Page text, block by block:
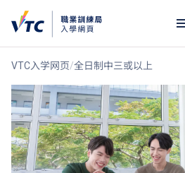
VTC入学网页 全日制中三或以上